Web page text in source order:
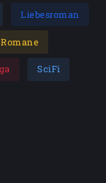
Liebesroman
SciFi